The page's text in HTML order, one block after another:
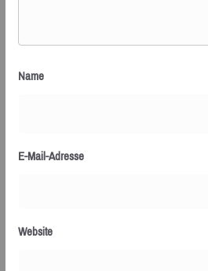
Name
E-Mail-Adresse
Website